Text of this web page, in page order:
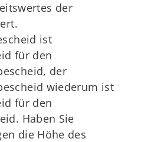
der
ist
für den
der
wiederum ist
für den
Haben Sie
die Höhe des